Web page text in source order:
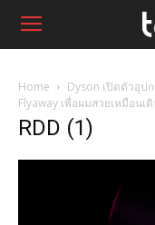
Home
Dyson เปิดตัวอุป
Flyaway เพื่อผมสวยเหมือน
RDD (1)